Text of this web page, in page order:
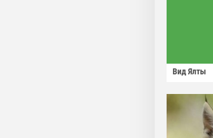
Вид Ялты